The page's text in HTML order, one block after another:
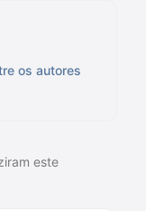
os autores
este